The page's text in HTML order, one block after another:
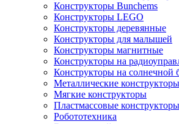
Конструкторы Bunchems
Конструкторы LEGO
Конструкторы деревянные
Конструкторы для малышей
Конструкторы магнитные
Конструкторы на
Конструкторы на солнечной
Металлические конструкторы
Мягкие конструкторы
Пластмассовые конструкторы
Робототехника